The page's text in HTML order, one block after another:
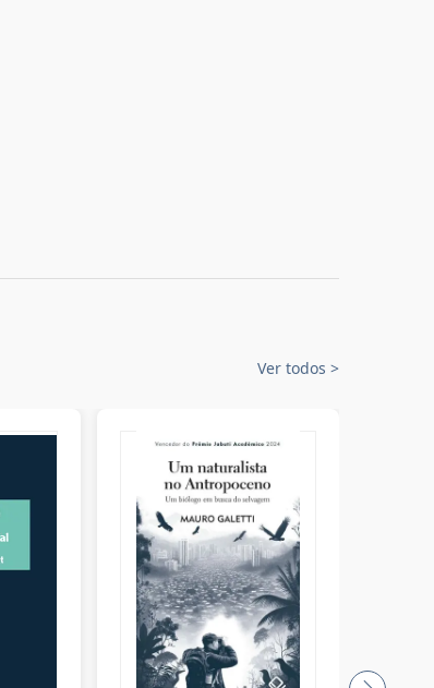
Ver todos >